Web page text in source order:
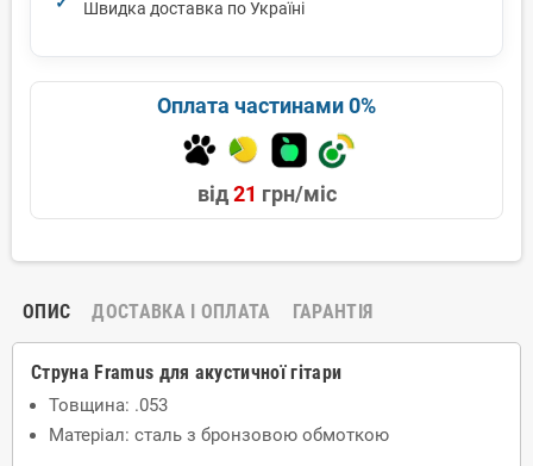
Швидка доставка по Україні
Оплата частинами 0%
від21 грн/міс
ОПИС ДОСТАВКА І ОПЛАТА ГАРАНТІЯ
Струна Framus для акустичної гітари
Товщина: .053
Матеріал: сталь з бронзовою обмоткою